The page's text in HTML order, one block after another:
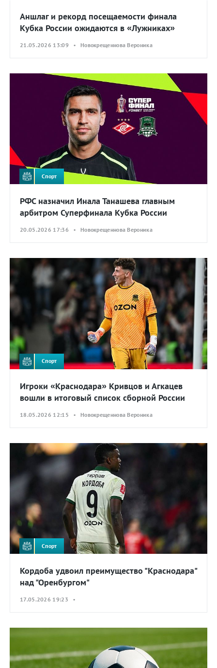
Аншлаг и рекорд посещаемости финала
Кубка России ожидаются в «Лужниках»
21.05.2026 13:09 • Новокрещеннова Вероника
Спорт
РФС назначил Инала Танашева главным
арбитром Суперфинала Кубка России
20.05.2026 17:36 • Новокрещеннова Вероника
Спорт
Игроки «Краснодара» Кривцов и Агкацев
вошли в итоговый список сборной России
18.05.2026 12:15 • Новокрещеннова Вероника
Спорт
Кордоба удвоил преимущество "Краснодара"
над "Оренбургом"
17.05.2026 19:23 •